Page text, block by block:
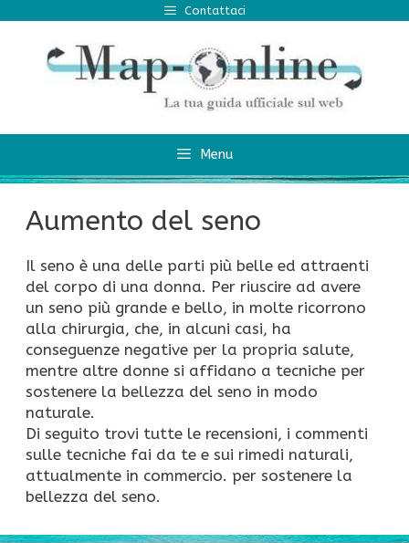
contenuto
Contattaci
Menu
Aumento del seno
Il seno è una delle parti più belle ed attraenti
del corpo di una donna. Per riuscire ad avere
un seno più grande e bello, in molte ricorrono
alla chirurgia, che, in alcuni casi, ha
conseguenze negative per la propria salute,
mentre altre donne si affidano a tecniche per
sostenere la bellezza del seno in modo
naturale.
Di seguito trovi tutte le recensioni, i commenti
sulle tecniche fai da te e sui rimedi naturali,
attualmente in commercio. per sostenere la
bellezza del seno.